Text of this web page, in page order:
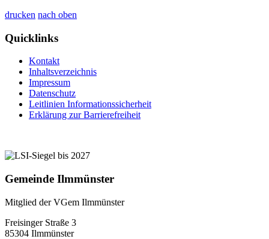
drucken nach oben
Quicklinks
Kontakt
Inhaltsverzeichnis
Impressum
Datenschutz
Leitlinien Informationssicherheit
Erklärung zur Barrierefreiheit
Gemeinde Ilmmünster
Mitglied der VGem Ilmmünster
Freisinger Straße 3
85304 Ilmmünster